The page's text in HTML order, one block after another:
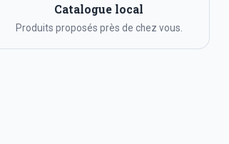
Catalogue local
Produits proposés près de chez vous.